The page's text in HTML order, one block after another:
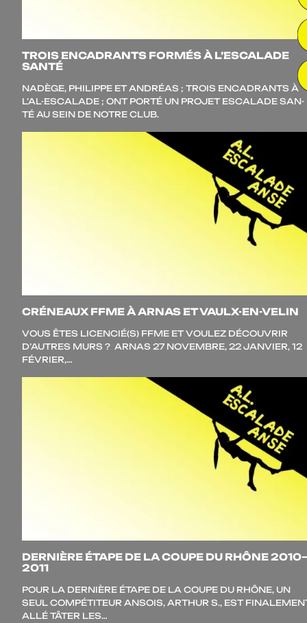
TROIS ENCADRANTS FORMÉS À L’ESCALADE
SANTÉ
NADÈGE, PHILIPPE ET ANDRÉAS ; TROIS ENCA­DRANTS À
L’AL-ESCALADE ; ONT POR­TÉ UN PRO­JET ESCA­LADE SAN­
TÉ AU SEIN DE NOTRE CLUB.
CRÉNEAUX FFME À ARNAS ET VAULX-EN-VELIN
VOUS ÊTES LICENCIÉ(S) FFME ET VOU­LEZ DÉCOU­VRIR
D’AUTRES MURS ? ARNAS 27 NOVEMBRE, 22 JAN­VIER, 12
FÉVRIER,…
DERNIÈRE ÉTAPE DE LA COUPE DU RHÔNE 2010–
2011
POUR LA DER­NIÈRE ÉTAPE DE LA COUPE DU RHÔNE, UN
SEUL COM­PÉ­TI­TEUR ANSOIS, ARTHUR S., EST
ALLÉ TÂTER LES…